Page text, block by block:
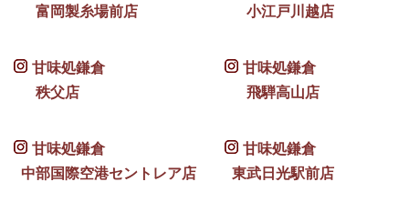
富岡製糸場前店
小江戸川越店
甘味処鎌倉
秩父店
甘味処鎌倉
飛騨高山店
甘味処鎌倉
中部国際空港セントレア店
甘味処鎌倉
東武日光駅前店